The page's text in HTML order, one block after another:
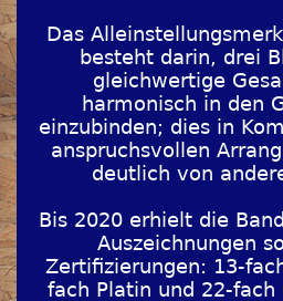
Das
besteht darin, drei
gleichwertige
harmonisch in den
einzubinden; dies in
anspruchsvollen
deutlich von
Bis 2020 erhielt die
Auszeichnungen
Zertifizierungen: 13-
fach Platin und 22-fach